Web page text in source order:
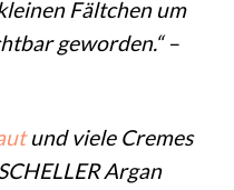
Fältchen um
geworden.“ –
und viele Cremes
Argan